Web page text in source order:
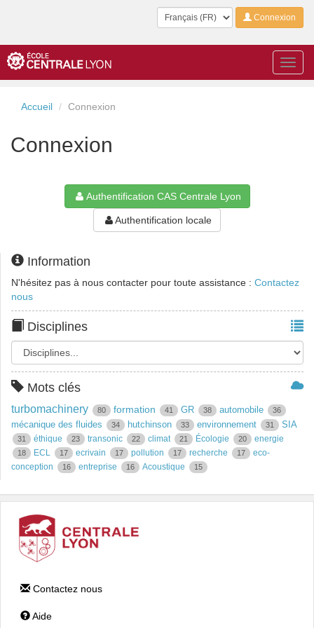
LangueConnexion
Accueil Connexion
Connexion
Authentification CAS Centrale Lyon
Authentification locale
Information
N'hésitez pas à nous contacter pour toute assistance : Contactez
nous
Disciplines
Mots clés
turbomachinery 80 formation 41 GR 38 automobile 36
mécanique des fluides 34 hutchinson 33 environnement 31 SIA
31 éthique 23 transonic 22 climat 21 Écologie 20 energie
18 ECL 17 ecrivain 17 pollution 17 recherche 17
eco-
conception
16 entreprise 16 Acoustique 15
Contactez nous
Aide